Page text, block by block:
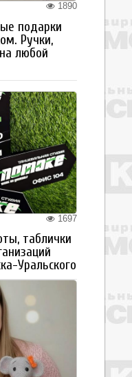
1890
подарки
Ручки,
любой
1697
таблички
Уральского